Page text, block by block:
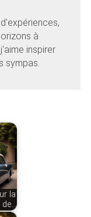
à
inspirer
sympas.
la
de…